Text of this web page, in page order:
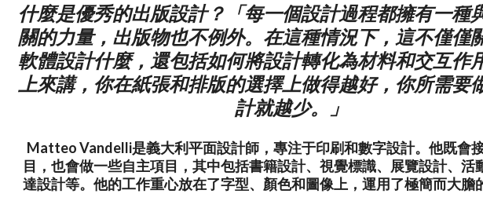
什麼是優秀的出版設計？「每一個設計過程都擁有一種
關的力量，出版物也不例外。在這種情況下，這不僅僅
軟體設計什麼，還包括如何將設計轉化為材料和交互作
上來講，你在紙張和排版的選擇上做得越好，你所需要
計就越少。」
Matteo Vandelli是義大利平面設計師，專注于印刷和數字設計。他既會
目，也會做一些自主項目，其中包括書籍設計、視覺標識、展覽設計、活
達設計等。他的工作重心放在了字型、顏色和圖像上，運用了極簡而大膽